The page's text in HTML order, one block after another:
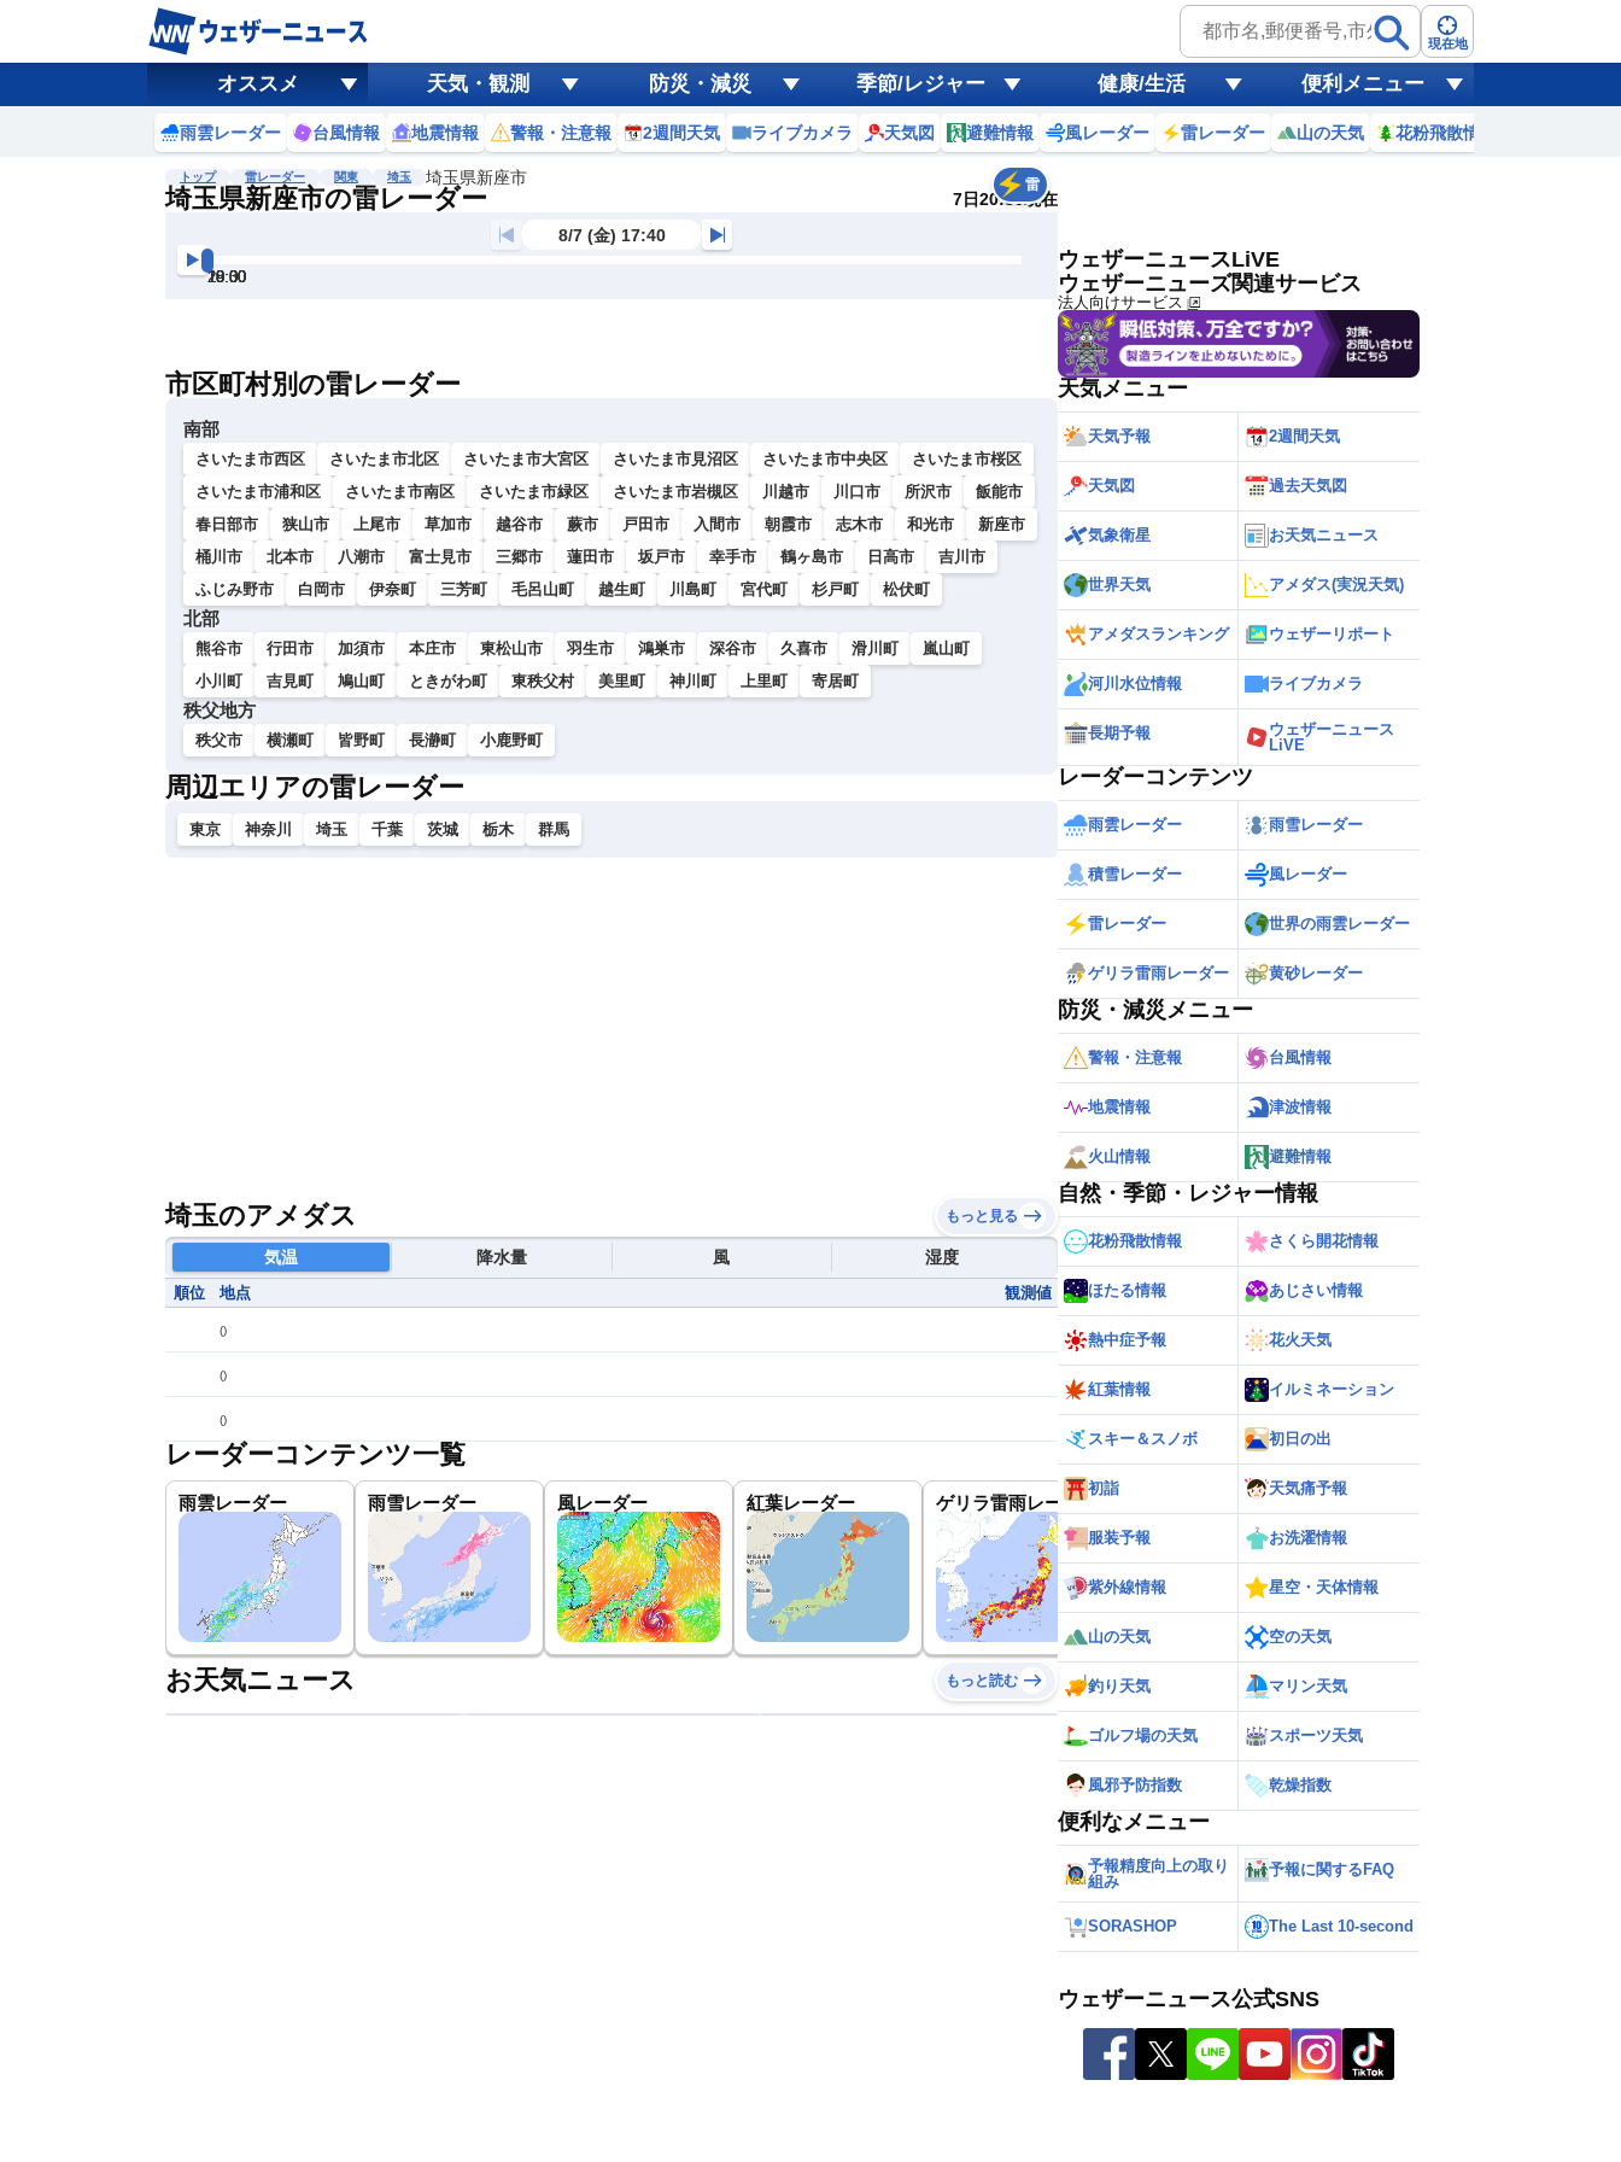
現在地
オススメ 天気・観測 防災・減災 季節/レジャー 健康/生活 便利メニュー
雨雲レーダー 台風情報 地震情報 警報・注意報 2週間天気 ライブカメラ 天気図 避難情報 風レーダー 雷レーダー 山の天気 花粉飛散情報
トップ 雷レーダー 関東 埼玉 埼玉県新座市
埼玉県新座市の雷レーダー 7日20:30現在
雷
風
黄砂
天気 台風
8/7 (金) 17:40
18:00
18:30
19:00
19:30
20:00
20:30
市区町村別の雷レーダー
南部
さいたま市西区 さいたま市北区 さいたま市大宮区 さいたま市見沼区 さいたま市中央区
さいたま市桜区
さいたま市浦和区
さいたま市南区 さいたま市緑区 さいたま市岩槻区 川越市 川口市 所沢市
飯能市
春日部市
狭山市 上尾市 草加市 越谷市 蕨市 戸田市 入間市 朝霞市 志木市 和光市
新座市
桶川市
北本市 八潮市 富士見市 三郷市 蓮田市 坂戸市 幸手市 鶴ヶ島市 日高市
吉川市
ふじみ野市
白岡市 伊奈町 三芳町 毛呂山町 越生町 川島町 宮代町 杉戸町 松伏町
北部
熊谷市 行田市 加須市 本庄市 東松山市 羽生市 鴻巣市 深谷市 久喜市 滑川町
嵐山町
小川町
吉見町 鳩山町 ときがわ町 東秩父村 美里町 神川町 上里町 寄居町
秩父地方
秩父市 横瀬町 皆野町 長瀞町 小鹿野町
周辺エリアの雷レーダー
東京 神奈川 埼玉 千葉 茨城 栃木 群馬
埼玉のアメダス もっと見る
気温 降水量 風 湿度
順位 地点 観測値
()
()
()
レーダーコンテンツ一覧
雨雲レーダー 雨雪レーダー 風レーダー 紅葉レーダー ゲリラ雷雨レーダー 世界の雨雲レーダー
お天気ニュース もっと読む
ウェザーニュースLiVE
ウェザーニューズ関連サービス
法人向けサービス
天気メニュー
天気予報 2週間天気
天気図 過去天気図
気象衛星 お天気ニュース
世界天気 アメダス(実況天気)
アメダスランキング ウェザーリポート
河川水位情報 ライブカメラ
長期予報
ウェザーニュース
LiVE
レーダーコンテンツ
雨雲レーダー 雨雪レーダー
積雪レーダー 風レーダー
雷レーダー 世界の雨雲レーダー
ゲリラ雷雨レーダー 黄砂レーダー
防災・減災メニュー
警報・注意報 台風情報
地震情報 津波情報
火山情報 避難情報
自然・季節・レジャー情報
花粉飛散情報 さくら開花情報
ほたる情報 あじさい情報
熱中症予報 花火天気
紅葉情報 イルミネーション
スキー＆スノボ 初日の出
初詣 天気痛予報
服装予報 お洗濯情報
紫外線情報 星空・天体情報
山の天気 空の天気
釣り天気 マリン天気
ゴルフ場の天気 スポーツ天気
風邪予防指数 乾燥指数
便利なメニュー
予報精度向上の取り
組み
予報に関するFAQ
SORASHOP The Last 10-second
ウェザーニュース公式SNS